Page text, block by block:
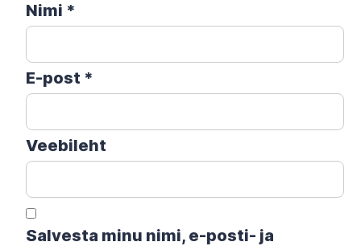
Nimi *
E-post *
Veebileht
Salvesta minu nimi, e-posti- ja